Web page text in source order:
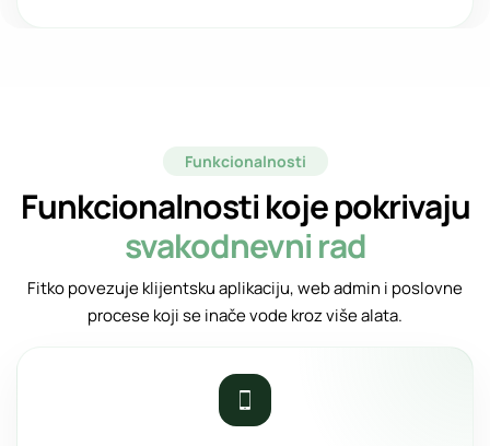
Funkcionalnosti
Funkcionalnosti koje pokrivaju
svakodnevni rad
Fitko povezuje klijentsku aplikaciju, web admin i poslovne
procese koji se inače vode kroz više alata.